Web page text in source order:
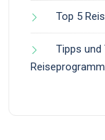
Top 5
Tipps